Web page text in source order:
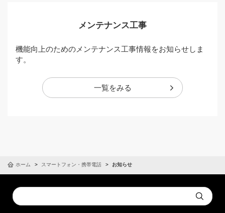
メンテナンス工事
機能向上のためのメンテナンス工事情報をお知らせしま
す。
一覧をみる
ホーム スマートフォン・携帯電話 お知らせ
Conduct
a
Submit